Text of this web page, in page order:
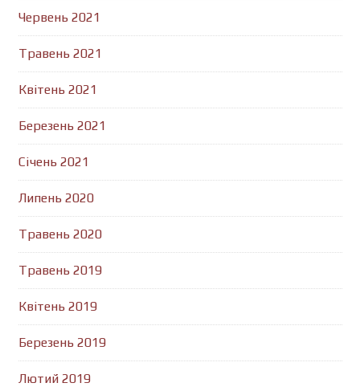
Червень 2021
Травень 2021
Квітень 2021
Березень 2021
Січень 2021
Липень 2020
Травень 2020
Травень 2019
Квітень 2019
Березень 2019
Лютий 2019